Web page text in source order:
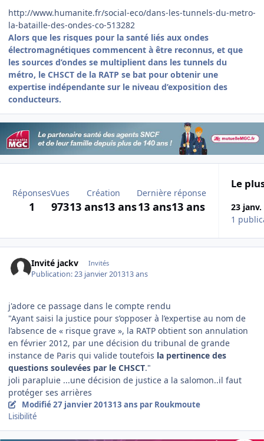
http://www.humanite.fr/social-eco/dans-les-tunnels-du-metro-
la-bataille-des-ondes-co-513282
Alors que les risques pour la santé liés aux ondes
électromagnétiques commencent à être reconnus, et que
les sources d’ondes se multiplient dans les tunnels du
métro, le CHSCT de la RATP se bat pour obtenir une
expertise indépendante sur le niveau d’exposition des
conducteurs.
Réponses
1
Vues
973
Création
13 ans13 ans
Dernière réponse
13 ans13 ans
Le
23 janv.
1
Invité jackv Invités
Publication:23 janvier 201313 ans
j'adore ce passage dans le compte rendu
"Ayant saisi la justice pour s’opposer à l’expertise au nom de
l’absence de « risque grave », la RATP obtient son annulation
en février 2012, par une décision du tribunal de grande
instance de Paris qui valide toutefois la pertinence des
questions soulevées par le CHSCT."
joli parapluie ...une décision de justice a la salomon..il faut
protéger ses arrières
Modifié27 janvier 201313 ans par Roukmoute
Lisibilité